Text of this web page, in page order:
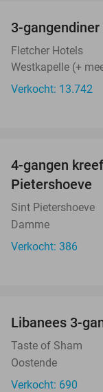
3-
Fletcher Hotels
Westkapelle (+
Verkocht: 13.742
4-gangen
Pietershoeve
Sint Pietershoeve
Damme
Verkocht: 386
Libanees 3-
Taste of Sham
Oostende
Verkocht: 690